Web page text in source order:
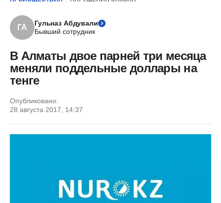
ГА
Гульназ Абдували
Бывший сотрудник
В Алматы двое парней три месяца
меняли поддельные доллары на
тенге
Опубликовано:
28 августа 2017, 14:37